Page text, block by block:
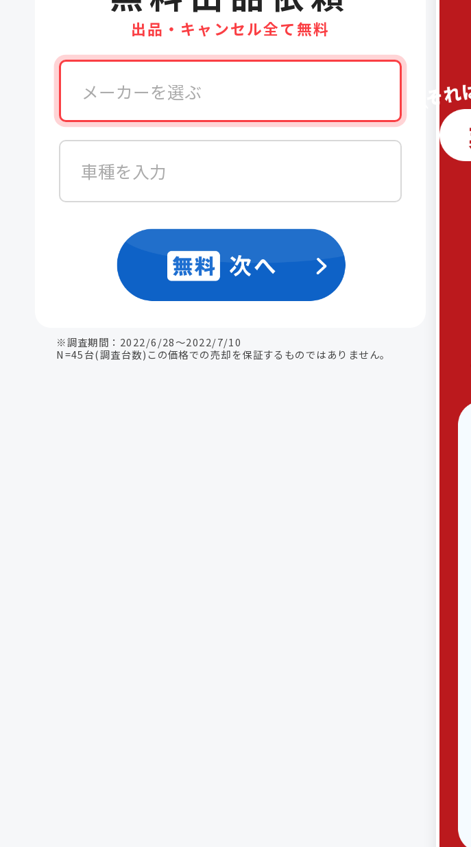
出品・キャンセル全て無料
メーカーを選ぶ
車種を入力
※調査期間：2022/6/28〜2022/7/10
N=45台(調査台数)この価格での売却を保証するものではありません。